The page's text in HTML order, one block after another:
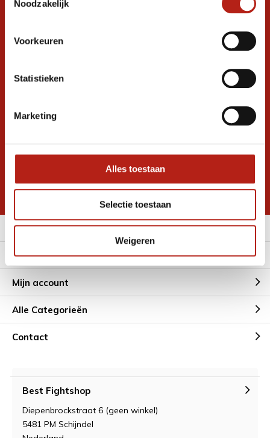
Noodzakelijk
Voorkeuren
Statistieken
Marketing
Alles toestaan
Selectie toestaan
Weigeren
Stel je vraag in de chat, en we helpen je
graag verder. 24/7
Volg ons
promoties
* Lees hier de wettelijke beperkingen
Meer informatie
Klantenservice
Mijn account
Alle Categorieën
Contact
Best Fightshop
Diepenbrockstraat 6 (geen winkel)
5481 PM Schijndel